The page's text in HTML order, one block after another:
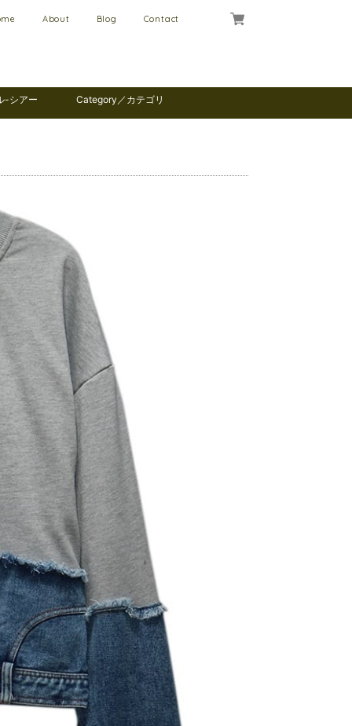
About Blog Contact
-シアー Category／カテゴリ